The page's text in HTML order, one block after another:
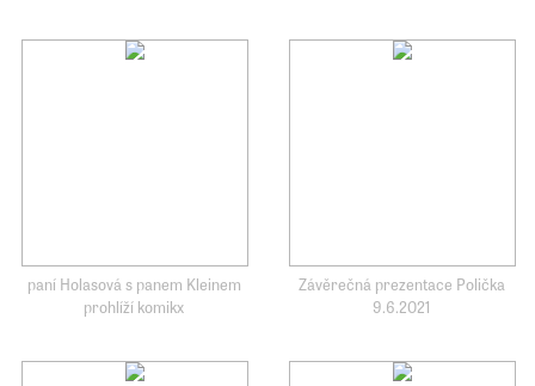
paní Holasová s panem Kleinem
prohlíží komikx
Závěrečná prezentace Polička
9.6.2021